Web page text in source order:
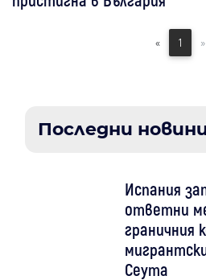
« 1 »
Последни
Испания
ответни
граничния
Сеута